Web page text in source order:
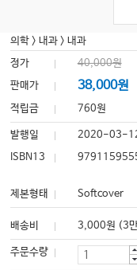
의학 >내과 >내과
정가
40,000원
판매가
38,000원
적립금 760원
발행일 2020-03-
ISBN13
제본형태
Softcover
배송비 3,000원 (3만
주문수량